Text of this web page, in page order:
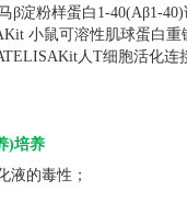
β淀粉样蛋白 1-40(Aβ1-40)
小鼠可溶性肌球蛋白重
人T细胞活化连
)培养
的毒性；